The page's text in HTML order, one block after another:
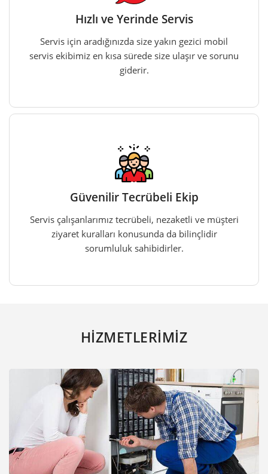
Hızlı ve Yerinde Servis
Servis için aradığınızda size yakın gezici mobil
servis ekibimiz en kısa sürede size ulaşır ve sorunu
giderir.
Güvenilir Tecrübeli Ekip
Servis çalışanlarımız tecrübeli, nezaketli ve müşteri
ziyaret kuralları konusunda da bilinçlidir
sorumluluk sahibidirler.
HİZMETLERİMİZ